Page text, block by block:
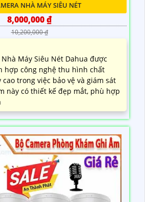
NHÀ MÁY SIÊU NÉT
8,000,000 ₫
10,200,000 ₫
Máy Siêu Nét Dahua được
hợp công nghệ thu hình chất
trong việc bảo vệ và giám sát
này có thiết kế đẹp mắt, phù hợp